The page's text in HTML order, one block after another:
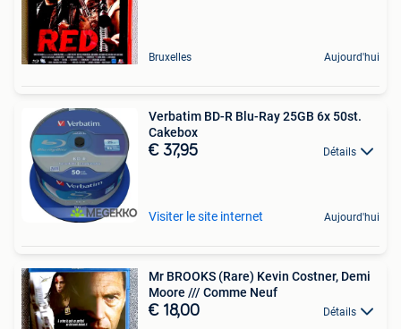
Bruxelles Aujourd'hui
Verbatim BD-R Blu-Ray 25GB 6x 50st.
Cakebox
€ 37,95 Détails
Visiter le site internet Aujourd'hui
Mr BROOKS (Rare) Kevin Costner, Demi
Moore /// Comme Neuf
€ 18,00 Détails